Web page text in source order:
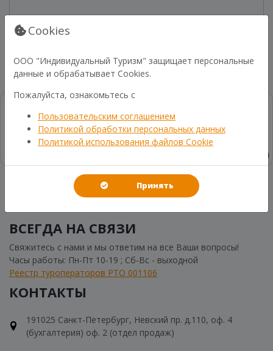
Написать
ВСЕГДА НА СВЯЗИ
Свяжитесь с нами и мы ответим на все Ваши вопросы!
Часы работы: Пн-Пт 10-19 ; Сб-Вс - выходной
Реестр туроператоров РТО 001106
КОНТАКТЫ
191025 Санкт-Петербург, Невский пр. д.110, оф. 4
(бухгалтерия) оф. 2 (отдел продаж)
Cookies
ООО "Индивидуальный Туризм" защищает персональные
данные и обрабатывает Cookies.
Пожалуйста, ознакомьтесь с
Пользовательским соглашением
Политикой обработки персональных данных
Политикой использования файлов Cookie
Принять